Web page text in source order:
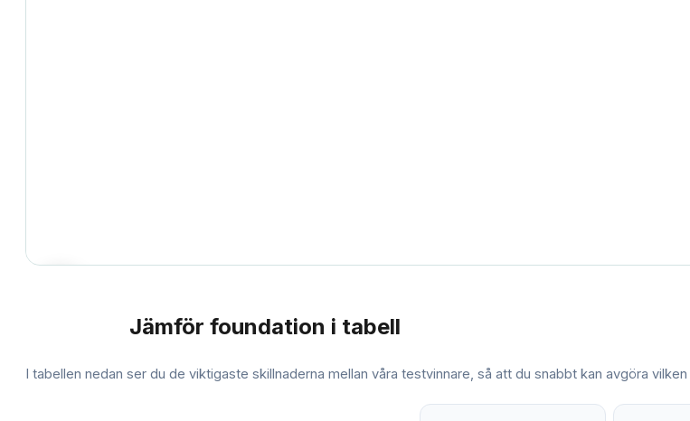
Jämför foundation i tabell
I tabellen nedan ser du de viktigaste skillnaderna mellan våra testvinnare, så att du snabbt kan avgöra vilken